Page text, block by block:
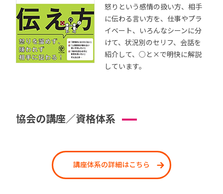
怒りという感情の扱い方、相手
に伝わる言い方を、仕事やプラ
イベート、いろんなシーンに分
けて、状況別のセリフ、会話を
紹介して、○と×で明快に解説
しています。
協会の講座／資格体系
講座体系の詳細はこちら